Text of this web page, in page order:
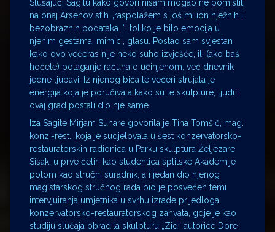
Slušajući Sagitu kako govori nisam mogao ne pomisliti
na onaj Arsenov stih „raspolažem s još milion nježnih i
bezobraznih podataka…“, toliko je bilo emocija u
njenim gestama, mimici, glasu. Postao sam svjestan
kako ovo večeras nije neko suho izvješće, ili (ako baš
hoćete) polaganje računa o učinjenom, već dnevnik
jedne ljubavi. Iz njenog bića te večeri strujala je
energija koja je poručivala kako su te skulpture, ljudi i
ovaj grad postali dio nje same.
Iza Sagite Mirjam Sunare govorila je Tina Tomšič, mag.
konz.-rest., koja je sudjelovala u šest konzervatorsko-
restauratorskih radionica u Parku skulptura Željezare
Sisak, u prve četiri kao studentica splitske Akademije
potom kao stručni suradnik, a i jedan dio njenog
magistarskog stručnog rada bio je posvećen temi
intervjuiranja umjetnika u svrhu izrade prijedloga
konzervatorsko-restauratorskog zahvata, gdje je kao
studiju slučaja obradila skulpturu „Zid“ autorice Dore